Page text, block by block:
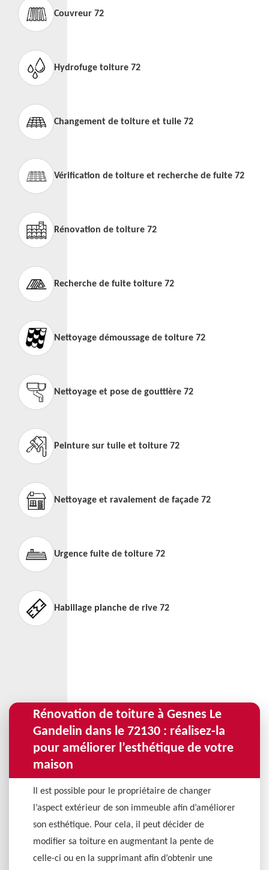
Couvreur 72
Hydrofuge toiture 72
Changement de toiture et tuile 72
Vérification de toiture et recherche de fuite 72
Rénovation de toiture 72
Recherche de fuite toiture 72
Nettoyage démoussage de toiture 72
Nettoyage et pose de gouttière 72
Peinture sur tuile et toiture 72
Nettoyage et ravalement de façade 72
Urgence fuite de toiture 72
Habillage planche de rive 72
Rénovation de toiture à Gesnes Le
Gandelin dans le 72130 : réalisez-la
pour améliorer l’esthétique de votre
maison
Il est possible pour le propriétaire de changer
l’aspect extérieur de son immeuble afin d’améliorer
son esthétique. Pour cela, il peut décider de
modifier sa toiture en augmentant la pente de
celle-ci ou en la supprimant afin d’obtenir une